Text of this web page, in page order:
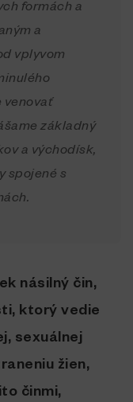
formách a
a
vplyvom
venovať
základný
a východísk,
spojené s
násilný čin,
ktorý vedie
sexuálnej
žien,
činmi,